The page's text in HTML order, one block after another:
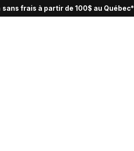
sans frais à partir de 100$ au Québec*